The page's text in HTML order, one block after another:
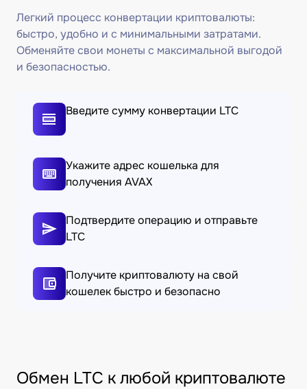
Легкий процесс конвертации криптовалюты:
быстро, удобно и с минимальными затратами.
Обменяйте свои монеты с максимальной выгодой
и безопасностью.
Введите сумму конвертации LTC
Укажите адрес кошелька для
получения AVAX
Подтвердите операцию и отправьте
LTC
Получите криптовалюту на свой
кошелек быстро и безопасно
Обмен LTC к любой криптовалюте